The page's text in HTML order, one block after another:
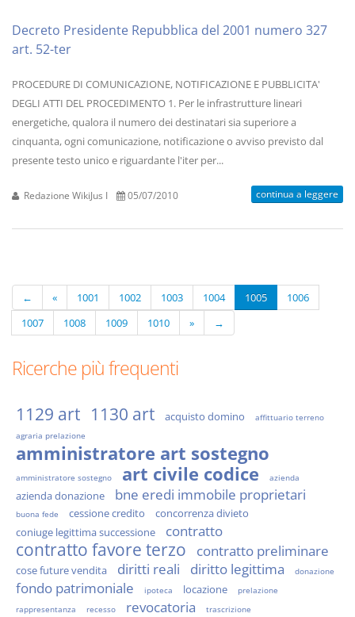
Decreto Presidente Repubblica del 2001 numero 327
art. 52-ter
PROCEDURE DI COMUNICAZIONE, NOTIFICAZIONE E PUBBLICITA'
DEGLI ATTI DEL PROCEDIMENTO 1. Per le infrastrutture lineari
energetiche, qualora il numero dei destinatari sia superiore a
cinquanta, ogni comunicazione, notificazione o avviso previsto dal
presente testo unico e riguardante l'iter per...
Redazione WikiJus I 05/07/2010 continua a leggere
← « 1001 1002 1003 1004 1005
1006
1007
1008 1009 1010 » →
Ricerche più frequenti
1129 art 1130 art acquisto domino
affittuario terreno
agraria prelazione
amministratore art sostegno
amministratore sostegno art civile codice azienda
azienda donazione bne eredi immobile proprietari
buona fede cessione credito
concorrenza divieto
coniuge legittima successione
contratto
contratto favore terzo contratto preliminare
cose future vendita diritti reali diritto legittima donazione
fondo patrimoniale ipoteca locazione
prelazione
rappresentanza
recesso revocatoria trascrizione